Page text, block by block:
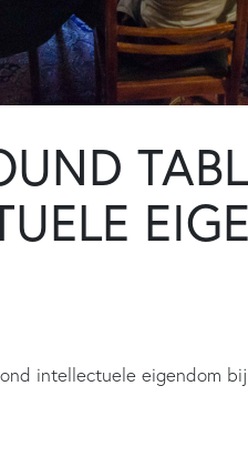
intellectuele eigendom